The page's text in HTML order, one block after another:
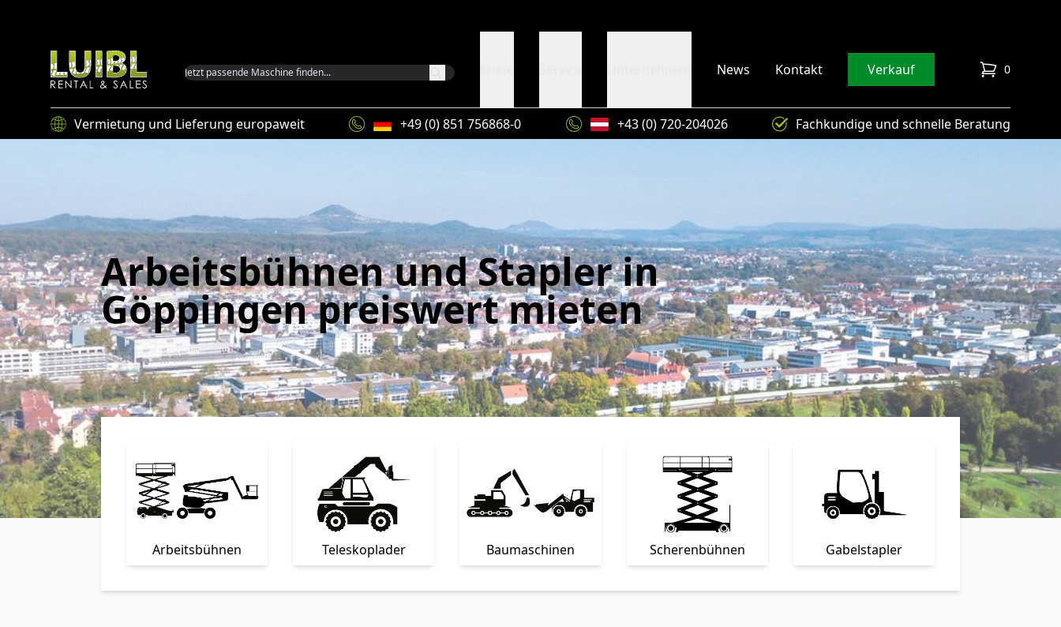
Luibl GmbH
News Kontakt Verkauf 0
items in cart
Vermietung und Lieferung europaweit +49 (0) 851 756868-0 Fachkundige und schnelle Beratung
+43 (0) 720-204026
Arbeitsbühnen und Stapler in
Göppingen preiswert mieten
Arbeitsbühnen Teleskoplader Baumaschinen Scherenbühnen Gabelstapler